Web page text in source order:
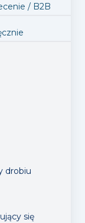
/ B2B
drobiu
się